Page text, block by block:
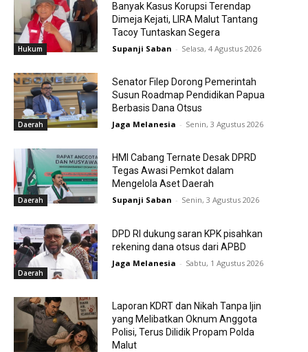
Hukum
Banyak Kasus Korupsi Terendap
Dimeja Kejati, LIRA Malut Tantang
Tacoy Tuntaskan Segera
Supanji Saban - Selasa, 4 Agustus 2026
Daerah
Senator Filep Dorong Pemerintah
Susun Roadmap Pendidikan Papua
Berbasis Dana Otsus
Jaga Melanesia - Senin, 3 Agustus 2026
Daerah
HMI Cabang Ternate Desak DPRD
Tegas Awasi Pemkot dalam
Mengelola Aset Daerah
Supanji Saban - Senin, 3 Agustus 2026
Daerah
DPD RI dukung saran KPK pisahkan
rekening dana otsus dari APBD
Jaga Melanesia - Sabtu, 1 Agustus 2026
Laporan KDRT dan Nikah Tanpa Ijin
yang Melibatkan Oknum Anggota
Polisi, Terus Dilidik Propam Polda
Malut